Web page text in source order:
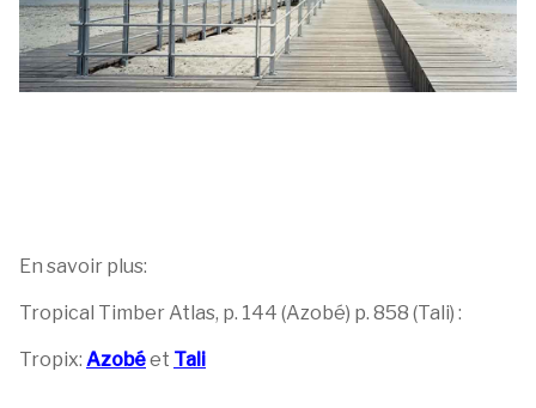
En savoir plus:
Tropical Timber Atlas, p. 144 (Azobé) p. 858 (Tali) :
Tropix: Azobéet Tali